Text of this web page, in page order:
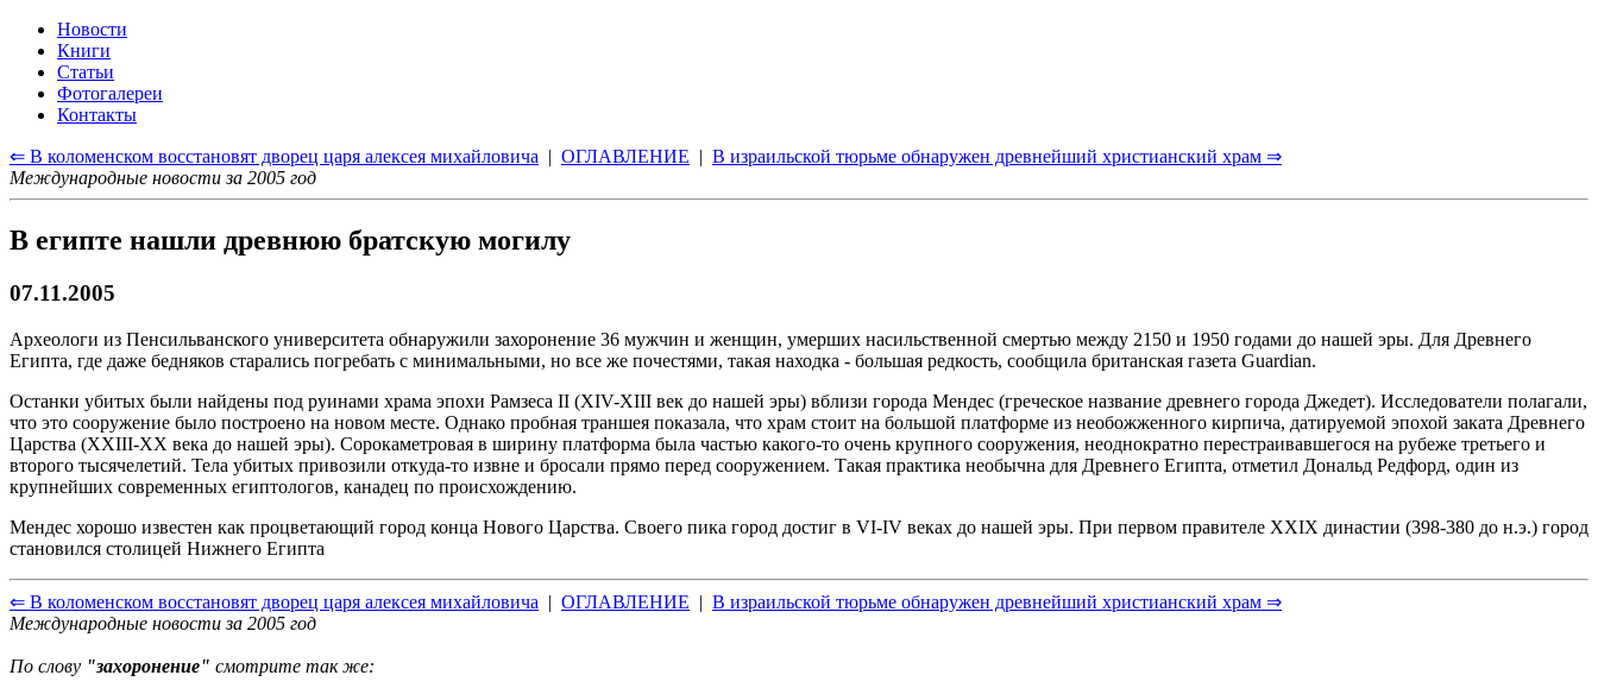
Новости
Книги
Статьи
Фотогалереи
Контакты
⇐ В коломенском восстановят дворец царя алексея михайловича | ОГЛАВЛЕНИЕ | В израильской тюрьме обнаружен древнейший христианский храм ⇒
Международные новости за 2005 год
В египте нашли древнюю братскую могилу
07.11.2005
Археологи из Пенсильванского университета обнаружили захоронение 36 мужчин и женщин, умерших насильственной смертью между 2150 и 1950 годами до нашей эры. Для Древнего
Египта, где даже бедняков старались погребать с минимальными, но все же почестями, такая находка - большая редкость, сообщила британская газета Guardian.
Останки убитых были найдены под руинами храма эпохи Рамзеса II (XIV-XIII век до нашей эры) вблизи города Мендес (греческое название древнего города Джедет). Исследователи полагали,
что это сооружение было построено на новом месте. Однако пробная траншея показала, что храм стоит на большой платформе из необожженного кирпича, датируемой эпохой заката Древнего
Царства (XXIII-XX века до нашей эры). Сорокаметровая в ширину платформа была частью какого-то очень крупного сооружения, неоднократно перестраивавшегося на рубеже третьего и
второго тысячелетий. Тела убитых привозили откуда-то извне и бросали прямо перед сооружением. Такая практика необычна для Древнего Египта, отметил Дональд Редфорд, один из
крупнейших современных египтологов, канадец по происхождению.
Мендес хорошо известен как процветающий город конца Нового Царства. Своего пика город достиг в VI-IV веках до нашей эры. При первом правителе XXIX династии (398-380 до н.э.) город
становился столицей Нижнего Египта
⇐ В коломенском восстановят дворец царя алексея михайловича | ОГЛАВЛЕНИЕ | В израильской тюрьме обнаружен древнейший христианский храм ⇒
Международные новости за 2005 год
По слову "захоронение" смотрите так же: